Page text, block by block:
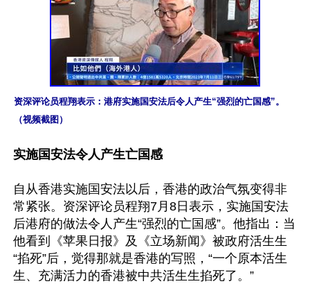
资深评论员程翔表示：港府实施国安法后令人产生“强烈的亡国感”。
（视频截图）
实施国安法令人产生亡国感
自从香港实施国安法以后，香港的政治气氛变得非
常紧张。资深评论员程翔7月8日表示，实施国安法
后港府的做法令人产生“强烈的亡国感”。他指出：当
他看到《苹果日报》及《立场新闻》被政府活生生
“掐死”后，觉得那就是香港的写照，“一个原本活生
生、充满活力的香港被中共活生生掐死了。”